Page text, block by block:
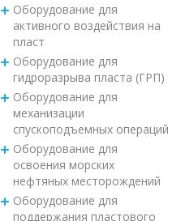
Оборудование для
активного воздействия на
пласт
Оборудование для
гидроразрыва пласта (ГРП)
Оборудование для
механизации
спускоподъемных операций
Оборудование для
освоения морских
нефтяных месторождений
Оборудование для
поддержания пластового